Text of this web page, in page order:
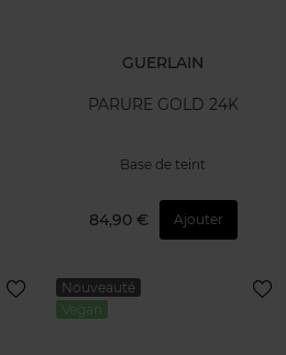
GUERLAIN
PARURE GOLD 24K
Base de teint
84,90 € Ajouter
Nouveauté
Vegan